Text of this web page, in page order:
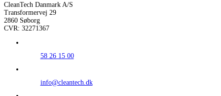
CleanTech Danmark A/S
Transformervej 29
2860 Søborg
CVR: 32271367
58 26 15 00
info@cleantech.dk